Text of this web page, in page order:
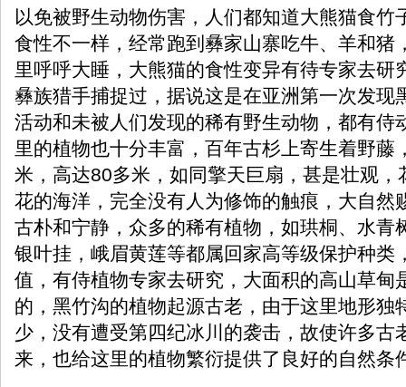
以免被野生动物伤害，人们都知道大熊猫食竹
食性不一样，经常跑到彝家山寨吃牛、羊和猪
里呼呼大睡，大熊猫的食性变异有待专家去研
彝族猎手捕捉过，据说这是在亚洲第一次发现
活动和未被人们发现的稀有野生动物，都有侍
里的植物也十分丰富，百年古杉上寄生着野藤
米，高达80多米，如同擎天巨扇，甚是壮观，
花的海洋，完全没有人为修饰的触痕，大自然
古朴和宁静，众多的稀有植物，如珙桐、水青
银叶挂，峨眉黄莲等都属回家高等级保护种类
值，有侍植物专家去研究，大面积的高山草甸
的，黑竹沟的植物起源古老，由于这里地形独
少，没有遭受第四纪冰川的袭击，故使许多古
来，也给这里的植物繁衍提供了良好的自然条